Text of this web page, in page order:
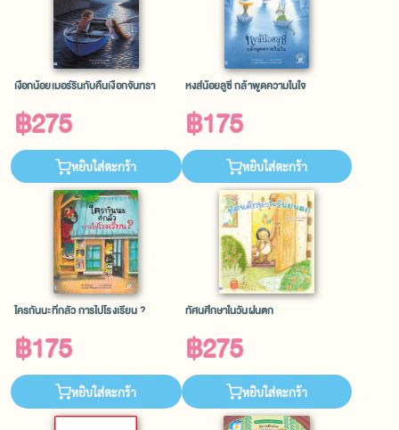
เงือกน้อยเมอร์รินกับคืนเงือกจันทรา
฿275
หยิบใส่ตะกร้า
หงส์น้อยลูซี่ กล้าพูดความในใจ
฿175
หยิบใส่ตะกร้า
ใครกันนะที่กลัว การไปโรงเรียน ?
฿175
หยิบใส่ตะกร้า
ทัศนศึกษาในวันฝนตก
฿275
หยิบใส่ตะกร้า